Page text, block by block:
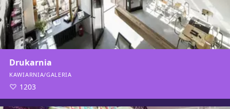
Drukarnia
KAWIARNIA/GALERIA
1203